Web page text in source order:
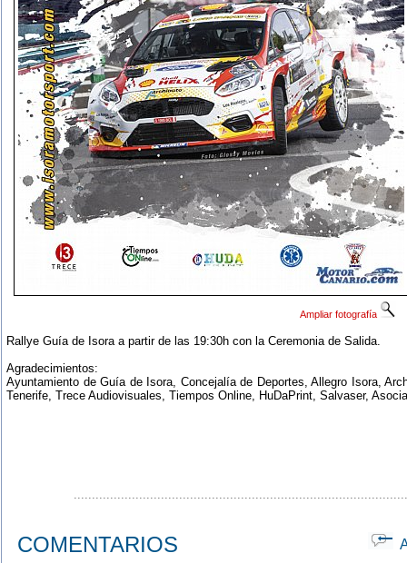
Ampliar fotografía
Rallye Guía de Isora a partir de las 19:30h con la Ceremonia de Salida.
Agradecimientos:
Ayuntamiento de Guía de Isora, Concejalía de Deportes, Allegro Isora,
Tenerife, Trece Audiovisuales, Tiempos Online, HuDaPrint, Salvaser,
COMENTARIOS